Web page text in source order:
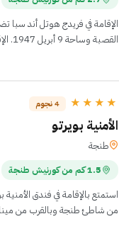
القصبة وساحة 9 أبريل 1947. الإقامة في هذا الفندق، منشأة تتّسم بتصنيف 4
★★★★ 4 نجوم
الأمنية بويرتو
طنجة
1.5 كم من كورنيش طنجة
استمتع بالإقامة في فندق
من شاطئ طنجة وبالقرب من ميناء طنجة. تقع هذه المنشأة